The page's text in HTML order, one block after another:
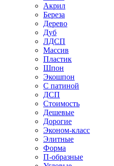
Акрил
Береза
Дерево
Дуб
ЛДСП
Массив
Пластик
Шпон
Экошпон
С патиной
ДСП
Стоимость
Дешевые
Дорогие
Эконом-класс
Элитные
Форма
П-образные